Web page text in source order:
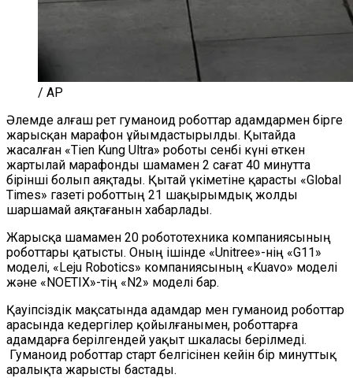
/ AP
Әлемде алғаш рет гуманоид роботтар адамдармен бірге
жарысқан марафон ұйымдастырылды. Қытайда
жасалған «Tien Kung Ultra» роботы сенбі күні өткен
жартылай марафонды шамамен 2 сағат 40 минутта
бірінші болып аяқтады. Қытай үкіметіне қарасты «Global
Times» газеті роботтың 21 шақырымдық жолды
шаршамай аяқтағанын хабарлады.
Жарысқа шамамен 20 робототехника компаниясының
роботтары қатысты. Оның ішінде «Unitree»-нің «G11»
моделі, «Leju Robotics» компаниясының «Kuavo» моделі
және «NOETIX»-тің «N2» моделі бар.
Қауіпсіздік мақсатында адамдар мен гуманоид роботтар
арасында кедергілер қойылғанымен, роботтарға
адамдарға берілгендей уақыт шкаласы берілмеді.
Гуманоид роботтар старт белгісінен кейін бір минуттық
аралықта жарысты бастады.